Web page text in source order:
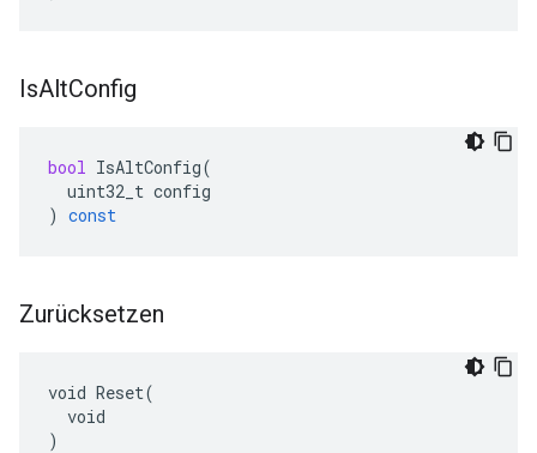
IsAltConfig
bool IsAltConfig(
uint32_t config
) const
Zurücksetzen
void Reset(
  void
)